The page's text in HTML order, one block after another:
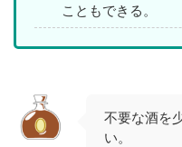
こともできる。
不要な酒を
い。